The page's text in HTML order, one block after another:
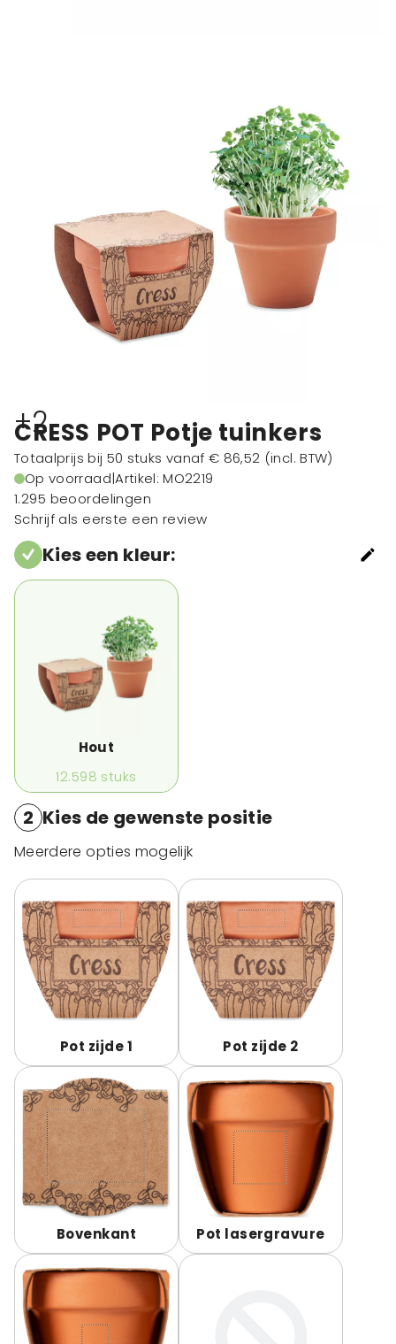
+2
CRESS POT Potje tuinkers
Totaalprijs bij 50 stuks vanaf € 86,52 (incl. BTW)
Op voorraad|Artikel: MO2219
1.295 beoordelingen
Schrijf als eerste een review
Kies een kleur:
Hout
12.598 stuks
2 Kies de gewenste positie
Meerdere opties mogelijk
Pot zijde 1 Pot zijde 2
Bovenkant Pot lasergravure